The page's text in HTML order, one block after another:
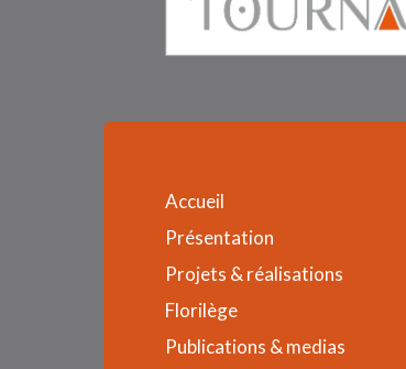
Accueil
Présentation
Projets & réalisations
Florilège
Publications & medias